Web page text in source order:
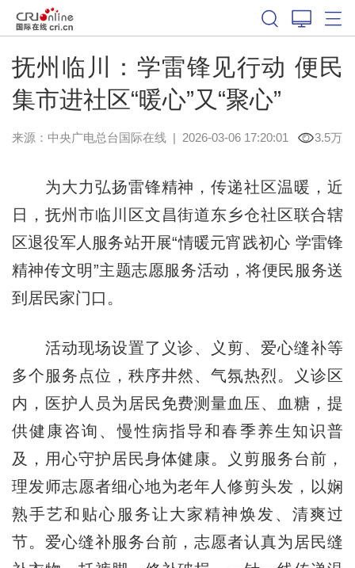
抚州临川：学雷锋见行动 便民
集市进社区“暖心”又“聚心”
来源：中央广电总台国际在线| 2026-03-06 17:20:01 3.5万
为大力弘扬雷锋精神，传递社区温暖，近
日，抚州市临川区文昌街道东乡仓社区联合辖
区退役军人服务站开展“情暖元宵践初心 学雷锋
精神传文明”主题志愿服务活动，将便民服务送
到居民家门口。
活动现场设置了义诊、义剪、爱心缝补等
多个服务点位，秩序井然、气氛热烈。义诊区
内，医护人员为居民免费测量血压、血糖，提
供健康咨询、慢性病指导和春季养生知识普
及，用心守护居民身体健康。义剪服务台前，
理发师志愿者细心地为老年人修剪头发，以娴
熟手艺和贴心服务让大家精神焕发、清爽过
节。爱心缝补服务台前，志愿者认真为居民缝